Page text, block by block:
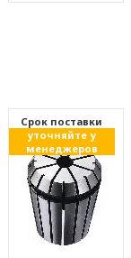
Cрок поставки
уточняйте у
менеджеров